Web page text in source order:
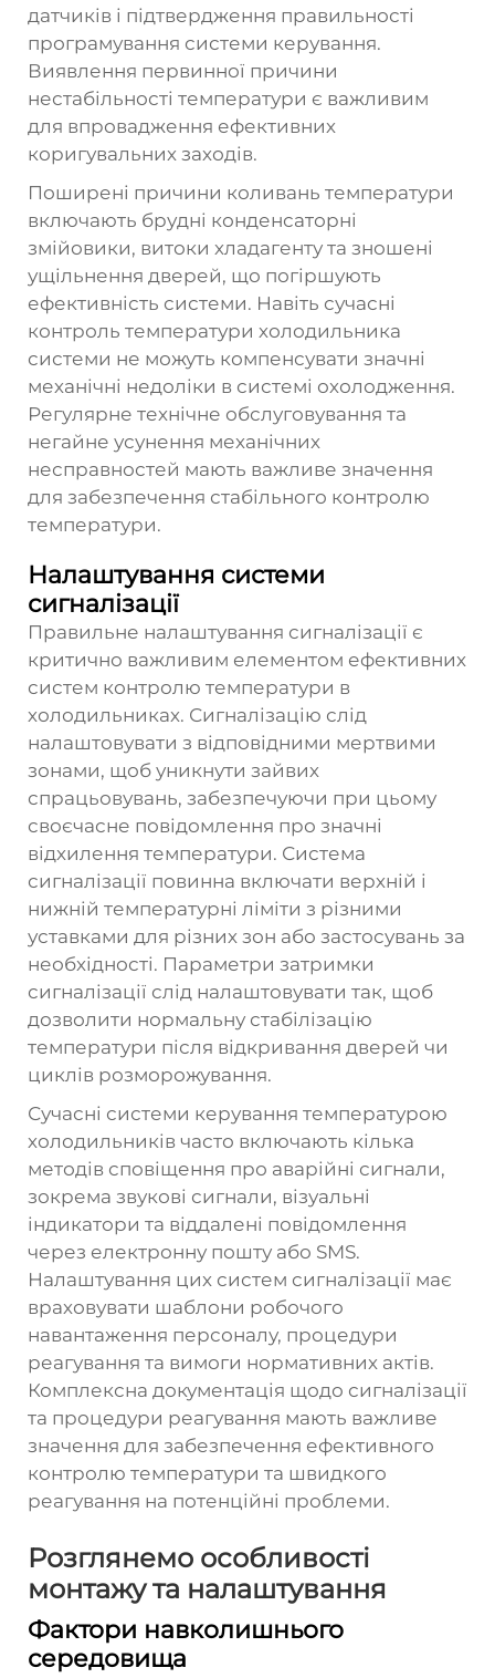
датчиків і підтвердження правильності
програмування системи керування.
Виявлення первинної причини
нестабільності температури є важливим
для впровадження ефективних
коригувальних заходів.
Поширені причини коливань температури
включають брудні конденсаторні
змійовики, витоки хладагенту та зношені
ущільнення дверей, що погіршують
ефективність системи. Навіть сучасні
контроль температури холодильника
системи не можуть компенсувати значні
механічні недоліки в системі охолодження.
Регулярне технічне обслуговування та
негайне усунення механічних
несправностей мають важливе значення
для забезпечення стабільного контролю
температури.
Налаштування системи
сигналізації
Правильне налаштування сигналізації є
критично важливим елементом ефективних
систем контролю температури в
холодильниках. Сигналізацію слід
налаштовувати з відповідними мертвими
зонами, щоб уникнути зайвих
спрацьовувань, забезпечуючи при цьому
своєчасне повідомлення про значні
відхилення температури. Система
сигналізації повинна включати верхній і
нижній температурні ліміти з різними
уставками для різних зон або застосувань за
необхідності. Параметри затримки
сигналізації слід налаштовувати так, щоб
дозволити нормальну стабілізацію
температури після відкривання дверей чи
циклів розморожування.
Сучасні системи керування температурою
холодильників часто включають кілька
методів сповіщення про аварійні сигнали,
зокрема звукові сигнали, візуальні
індикатори та віддалені повідомлення
через електронну пошту або SMS.
Налаштування цих систем сигналізації має
враховувати шаблони робочого
навантаження персоналу, процедури
реагування та вимоги нормативних актів.
Комплексна документація щодо сигналізації
та процедури реагування мають важливе
значення для забезпечення ефективного
контролю температури та швидкого
реагування на потенційні проблеми.
Розглянемо особливості
монтажу та налаштування
Фактори навколишнього
середовища